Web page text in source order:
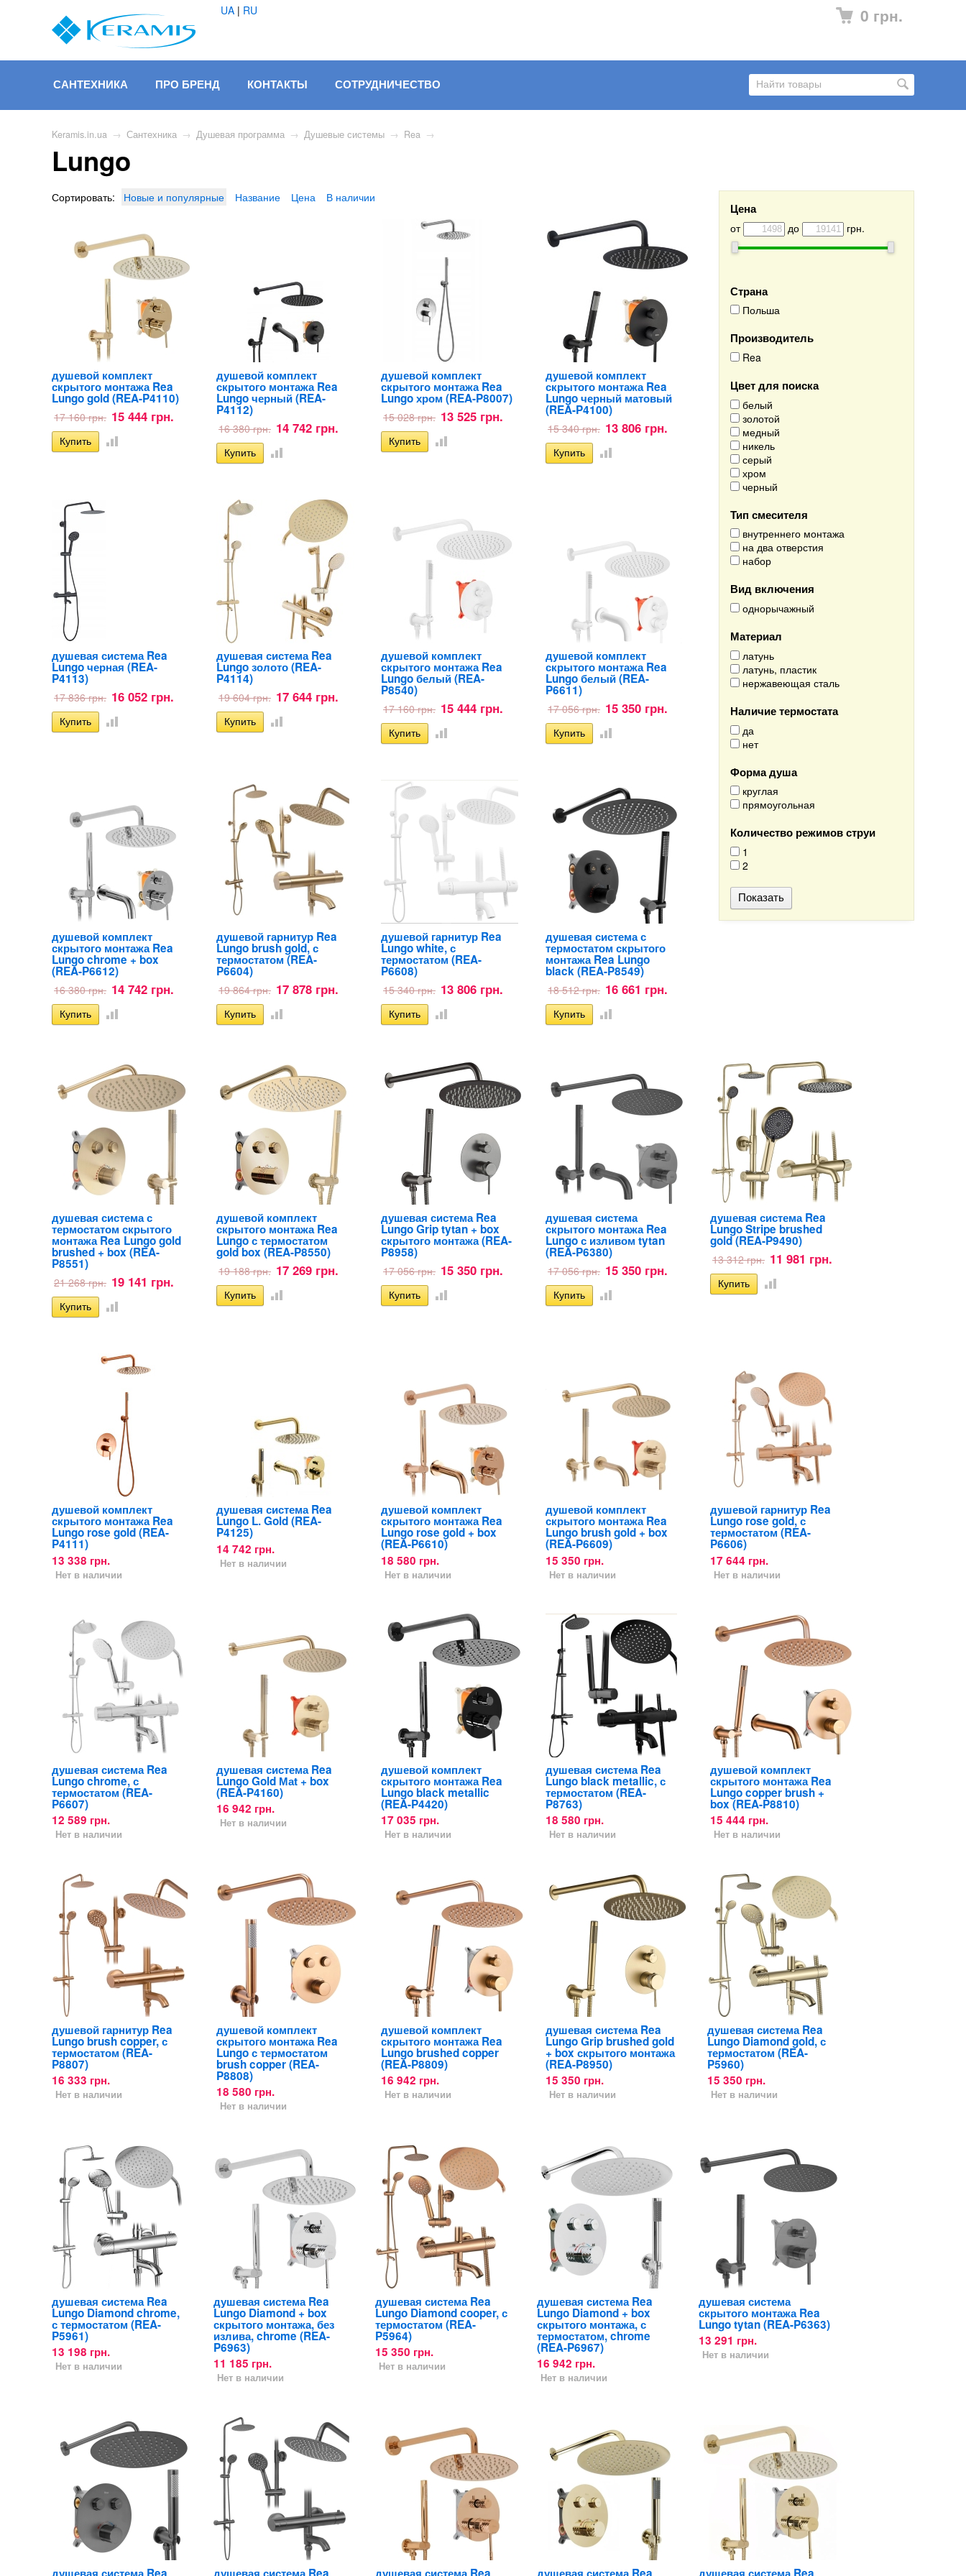
0 грн.
UA | RU
САНТЕХНИКА ПРО БРЕНД КОНТАКТЫ СОТРУДНИЧЕСТВО
Keramis.in.ua → Сантехника → Душевая программа → Душевые системы → Rea →
Lungo
Цена
от до грн.
Страна
Польша
Производитель
Rea
Цвет для поиска
белый
золотой
медный
никель
серый
хром
черный
Тип смесителя
внутреннего монтажа
на два отверстия
набор
Вид включения
однорычажный
Материал
латунь
латунь, пластик
нержавеющая сталь
Наличие термостата
да
нет
Форма душа
круглая
прямоугольная
Количество режимов струи
1
2
Сортировать: Новые и популярные Название Цена В наличии
душевой комплект
скрытого монтажа Rea
Lungo gold (REA-P4110)
17 160 грн. 15 444 грн.
душевой комплект
скрытого монтажа Rea
Lungo черный (REA-
P4112)
16 380 грн. 14 742 грн.
душевой комплект
скрытого монтажа Rea
Lungo хром (REA-P8007)
15 028 грн. 13 525 грн.
душевой комплект
скрытого монтажа Rea
Lungo черный матовый
(REA-P4100)
15 340 грн. 13 806 грн.
душевая система Rea
Lungo черная (REA-
P4113)
17 836 грн. 16 052 грн.
душевая система Rea
Lungo золото (REA-
P4114)
19 604 грн. 17 644 грн.
душевой комплект
скрытого монтажа Rea
Lungo белый (REA-
P8540)
17 160 грн. 15 444 грн.
душевой комплект
скрытого монтажа Rea
Lungo белый (REA-
P6611)
17 056 грн. 15 350 грн.
душевой комплект
скрытого монтажа Rea
Lungo chrome + box
(REA-P6612)
16 380 грн. 14 742 грн.
душевой гарнитур Rea
Lungo brush gold, с
термостатом (REA-
P6604)
19 864 грн. 17 878 грн.
душевой гарнитур Rea
Lungo white, с
термостатом (REA-
P6608)
15 340 грн. 13 806 грн.
душевая система с
термостатом скрытого
монтажа Rea Lungo
black (REA-P8549)
18 512 грн. 16 661 грн.
душевая система с
термостатом скрытого
монтажа Rea Lungo gold
brushed + box (REA-
P8551)
21 268 грн. 19 141 грн.
душевой комплект
скрытого монтажа Rea
Lungo с термостатом
gold box (REA-P8550)
19 188 грн. 17 269 грн.
душевая система Rea
Lungo Grip tytan + box
скрытого монтажа (REA-
P8958)
17 056 грн. 15 350 грн.
душевая система
скрытого монтажа Rea
Lungo с изливом tytan
(REA-P6380)
17 056 грн. 15 350 грн.
душевая система Rea
Lungo Stripe brushed
gold (REA-P9490)
13 312 грн. 11 981 грн.
душевой комплект
скрытого монтажа Rea
Lungo rose gold (REA-
P4111)
13 338 грн.
Нет в наличии
душевая система Rea
Lungo L. Gold (REA-
P4125)
14 742 грн.
Нет в наличии
душевой комплект
скрытого монтажа Rea
Lungo rose gold + box
(REA-P6610)
18 580 грн.
Нет в наличии
душевой комплект
скрытого монтажа Rea
Lungo brush gold + box
(REA-P6609)
15 350 грн.
Нет в наличии
душевой гарнитур Rea
Lungo rose gold, с
термостатом (REA-
P6606)
17 644 грн.
Нет в наличии
душевая система Rea
Lungo chrome, с
термостатом (REA-
P6607)
12 589 грн.
Нет в наличии
душевая система Rea
Lungo Gold Маt + box
(REA-P4160)
16 942 грн.
Нет в наличии
душевой комплект
скрытого монтажа Rea
Lungo black metallic
(REA-P4420)
17 035 грн.
Нет в наличии
душевая система Rea
Lungo black metallic, с
термостатом (REA-
P8763)
18 580 грн.
Нет в наличии
душевой комплект
скрытого монтажа Rea
Lungo copper brush +
box (REA-P8810)
15 444 грн.
Нет в наличии
душевой гарнитур Rea
Lungo brush copper, с
термостатом (REA-
P8807)
16 333 грн.
Нет в наличии
душевой комплект
скрытого монтажа Rea
Lungo с термостатом
brush copper (REA-
P8808)
18 580 грн.
Нет в наличии
душевой комплект
скрытого монтажа Rea
Lungo brushed copper
(REA-P8809)
16 942 грн.
Нет в наличии
душевая система Rea
Lungo Grip brushed gold
+ box скрытого монтажа
(REA-P8950)
15 350 грн.
Нет в наличии
душевая система Rea
Lungo Diamond gold, с
термостатом (REA-
P5960)
15 350 грн.
Нет в наличии
душевая система Rea
Lungo Diamond chrome,
с термостатом (REA-
P5961)
13 198 грн.
Нет в наличии
душевая система Rea
Lungo Diamond + box
скрытого монтажа, без
излива, chrome (REA-
P6963)
11 185 грн.
Нет в наличии
душевая система Rea
Lungo Diamond cooper, с
термостатом (REA-
P5964)
15 350 грн.
Нет в наличии
душевая система Rea
Lungo Diamond + box
скрытого монтажа, с
термостатом, chrome
(REA-P6967)
16 942 грн.
Нет в наличии
душевая система
скрытого монтажа Rea
Lungo tytan (REA-P6363)
13 291 грн.
Нет в наличии